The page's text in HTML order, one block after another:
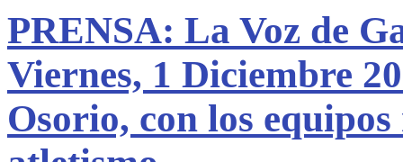
PRENSA: La Voz de
Viernes, 1 Diciembre
Osorio, con los